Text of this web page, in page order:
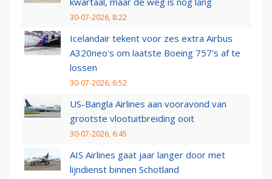
30-07-2026, 8:22
Icelandair tekent voor zes extra Airbus
A320neo's om laatste Boeing 757's af te
lossen
30-07-2026, 6:52
US-Bangla Airlines aan vooravond van
grootste vlootuitbreiding ooit
30-07-2026, 6:45
AIS Airlines gaat jaar langer door met
lijndienst binnen Schotland